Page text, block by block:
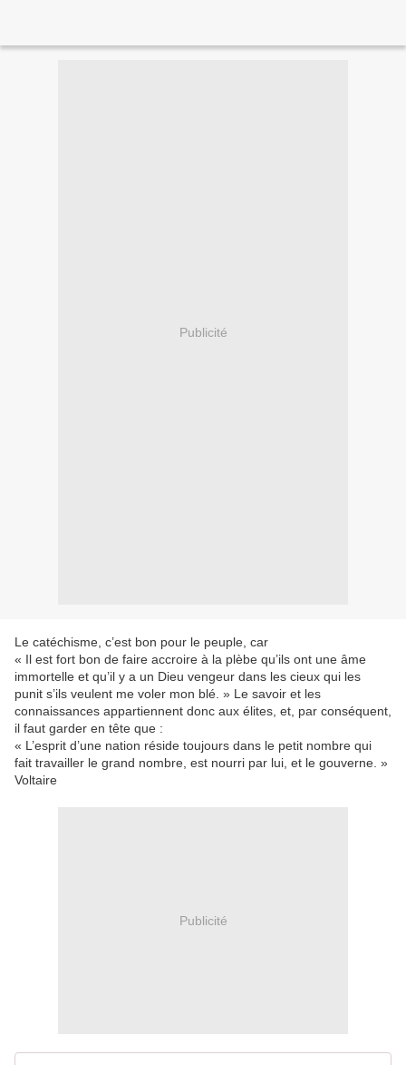
Publicité
Le catéchisme, c’est bon pour le peuple, car
« Il est fort bon de faire accroire à la plèbe qu’ils ont une âme
immortelle et qu’il y a un Dieu vengeur dans les cieux qui les
punit s’ils veulent me voler mon blé. » Le savoir et les
connaissances appartiennent donc aux élites, et, par conséquent,
il faut garder en tête que :
« L’esprit d’une nation réside toujours dans le petit nombre qui
fait travailler le grand nombre, est nourri par lui, et le gouverne. »
Voltaire
Publicité